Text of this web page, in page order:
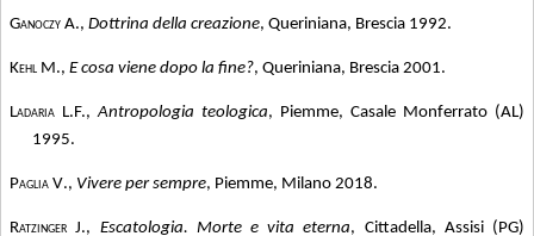
Ganoczy A.,Dottrina della creazione, Queriniana, Brescia 1992.
Kehl M.,E cosa viene dopo la fine?, Queriniana, Brescia 2001.
Ladaria L.F.,Antropologia teologica, Piemme, Casale Monferrato (AL)
1995.
Paglia V., Vivere per sempre, Piemme, Milano 2018.
Ratzinger J., Escatologia. Morte e vita eterna, Cittadella, Assisi (PG)